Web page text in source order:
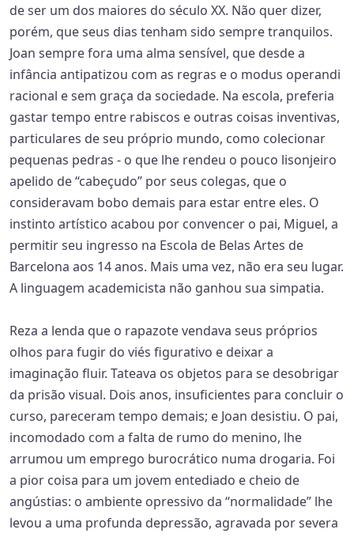
de ser um dos maiores do século XX. Não quer dizer,
porém, que seus dias tenham sido sempre tranquilos.
Joan sempre fora uma alma sensível, que desde a
infância antipatizou com as regras e o modus operandi
racional e sem graça da sociedade. Na escola, preferia
gastar tempo entre rabiscos e outras coisas inventivas,
particulares de seu próprio mundo, como colecionar
pequenas pedras - o que lhe rendeu o pouco lisonjeiro
apelido de “cabeçudo” por seus colegas, que o
consideravam bobo demais para estar entre eles. O
instinto artístico acabou por convencer o pai, Miguel, a
permitir seu ingresso na Escola de Belas Artes de
Barcelona aos 14 anos. Mais uma vez, não era seu lugar.
A linguagem academicista não ganhou sua simpatia.
Reza a lenda que o rapazote vendava seus próprios
olhos para fugir do viés figurativo e deixar a
imaginação fluir. Tateava os objetos para se desobrigar
da prisão visual. Dois anos, insuficientes para concluir o
curso, pareceram tempo demais; e Joan desistiu. O pai,
incomodado com a falta de rumo do menino, lhe
arrumou um emprego burocrático numa drogaria. Foi
a pior coisa para um jovem entediado e cheio de
angústias: o ambiente opressivo da “normalidade” lhe
levou a uma profunda depressão, agravada por severa